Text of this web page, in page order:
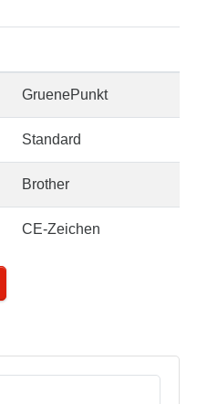
GruenePunkt
Standard
Brother
CE-Zeichen